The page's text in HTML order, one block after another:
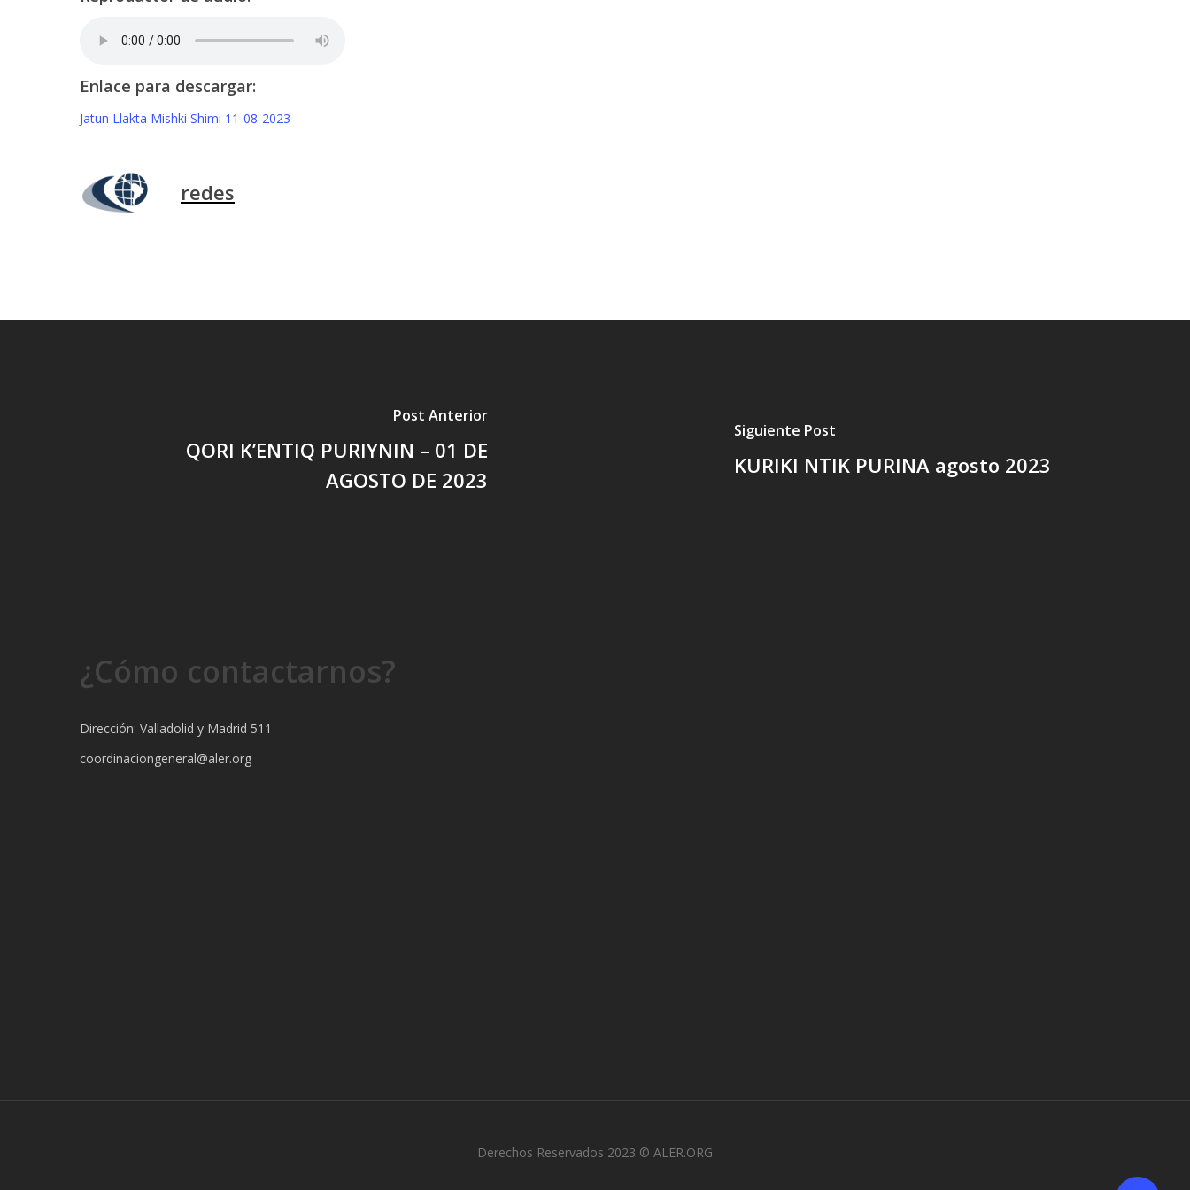
Enlace para descargar:
Jatun Llakta Mishki Shimi 11-08-2023
redes
Post Anterior
QORI K’ENTIQ PURIYNIN – 01 DE
AGOSTO DE 2023
Siguiente Post
KURIKI NTIK PURINA agosto 2023
¿Cómo contactarnos?
Dirección: Valladolid y Madrid 511
coordinaciongeneral@aler.org
Derechos Reservados 2023 © ALER.ORG